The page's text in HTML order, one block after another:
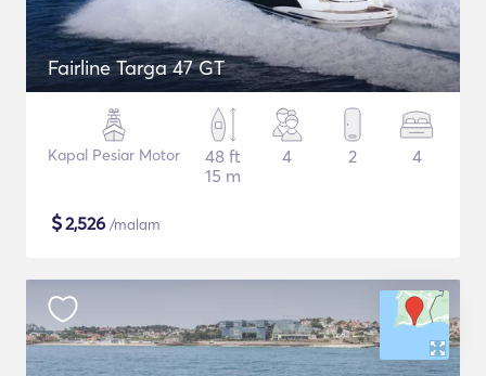
Fairline Targa 47 GT
Kapal Pesiar Motor
48 ft
15 m
4 2 4
$2,526 /malam